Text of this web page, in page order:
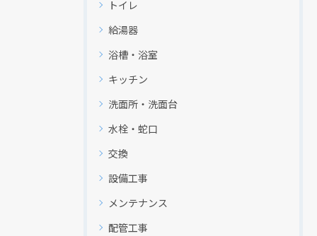
トイレ
給湯器
浴槽・浴室
キッチン
洗面所・洗面台
水栓・蛇口
交換
設備工事
メンテナンス
配管工事